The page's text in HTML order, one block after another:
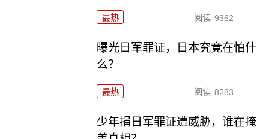
最热 阅读 9362
曝光日军罪证，日本究竟在怕什
么？
最热 阅读 8283
少年捐日军罪证遭威胁，谁在掩